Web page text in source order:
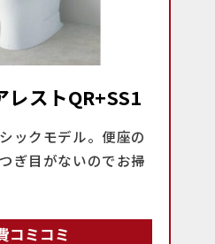
ストQR+SS1
ックモデル。便座の
ぎ目がないのでお掃
コミコミ